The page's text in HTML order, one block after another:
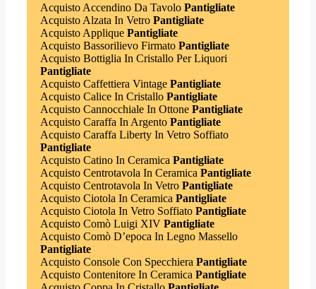
Acquisto Accendino Da TavoloPantigliate
Acquisto Alzata In VetroPantigliate
Acquisto AppliquePantigliate
Acquisto Bassorilievo FirmatoPantigliate
Acquisto Bottiglia In Cristallo Per Liquori
Pantigliate
Acquisto Caffettiera VintagePantigliate
Acquisto Calice In CristalloPantigliate
Acquisto Cannocchiale In OttonePantigliate
Acquisto Caraffa In ArgentoPantigliate
Acquisto Caraffa Liberty In Vetro Soffiato
Pantigliate
Acquisto Catino In Ceramica Pantigliate
Acquisto Centrotavola In Ceramica Pantigliate
Acquisto Centrotavola In VetroPantigliate
Acquisto Ciotola In Ceramica Pantigliate
Acquisto Ciotola In Vetro SoffiatoPantigliate
Acquisto Comò Luigi XIVPantigliate
Acquisto Comò D’epoca In Legno Massello
Pantigliate
Acquisto Console Con Specchiera Pantigliate
Acquisto Contenitore In Ceramica Pantigliate